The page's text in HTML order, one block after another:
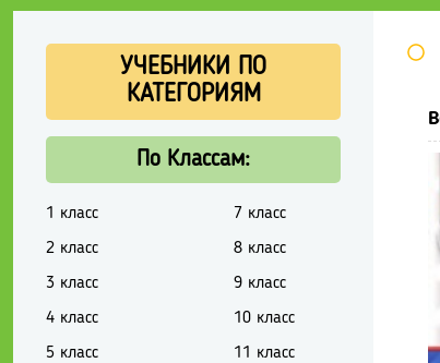
УЧЕБНИКИ ПО
КАТЕГОРИЯМ
По Классам:
1 класс
2 класс
3 класс
4 класс
5 класс
7 класс
8 класс
9 класс
10 класс
11 класс